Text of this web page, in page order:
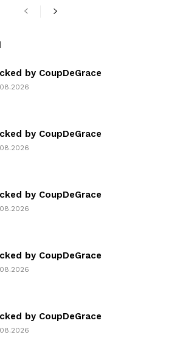
by CoupDeGrace
by CoupDeGrace
by CoupDeGrace
by CoupDeGrace
by CoupDeGrace